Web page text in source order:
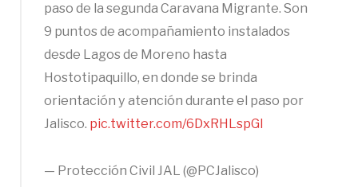
paso de la segunda Caravana Migrante. Son
9 puntos de acompañamiento instalados
desde Lagos de Moreno hasta
Hostotipaquillo, en donde se brinda
orientación y atención durante el paso por
Jalisco. pic.twitter.com/6DxRHLspGI
— Protección Civil JAL (@PCJalisco)